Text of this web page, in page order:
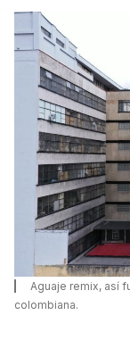
Aguaje remix, así
colombiana.